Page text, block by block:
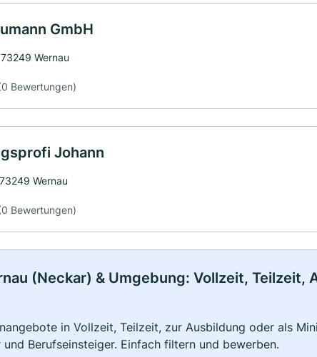
GmbH
Wernau
Bewertungen)
Johann
Wernau
Bewertungen)
(Neckar) & Umgebung: Vollzeit, Teilzeit,
in Vollzeit, Teilzeit, zur Ausbildung oder als
und Berufseinsteiger. Einfach filtern und bewerben.